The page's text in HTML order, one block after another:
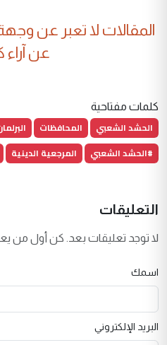
المقالات لا تعبر عن وجهة
عن آراء
كلمات مفتاحية
الحشد الشعبي المحافظات
#الحشد الشعبي
المرجعية الدينية
التعليقات
لا توجد تعليقات بعد. كن أول من
اسمك
البريد الإلكتروني